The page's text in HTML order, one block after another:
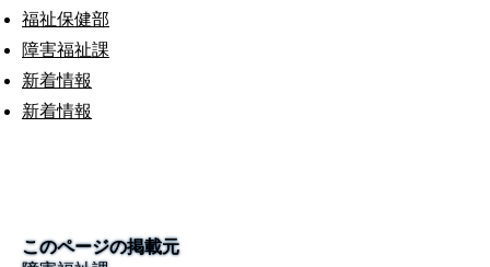
福祉保健部
障害福祉課
新着情報
新着情報
このページの掲載元